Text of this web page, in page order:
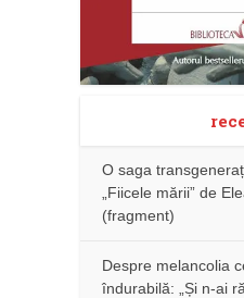
O saga
„Fiicele mării” de
(fragment)
Despre melancolia
îndurabilă: „Și n-ai